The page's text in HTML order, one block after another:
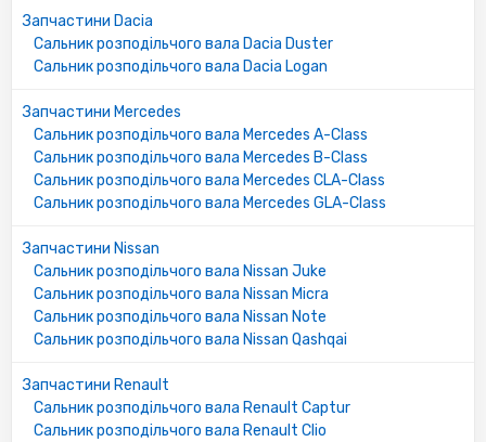
Запчастини Dacia
Сальник розподільчого вала Dacia Duster
Сальник розподільчого вала Dacia Logan
Запчастини Mercedes
Сальник розподільчого вала Mercedes A-Class
Сальник розподільчого вала Mercedes B-Class
Сальник розподільчого вала Mercedes CLA-Class
Сальник розподільчого вала Mercedes GLA-Class
Запчастини Nissan
Сальник розподільчого вала Nissan Juke
Сальник розподільчого вала Nissan Micra
Сальник розподільчого вала Nissan Note
Сальник розподільчого вала Nissan Qashqai
Запчастини Renault
Сальник розподільчого вала Renault Captur
Сальник розподільчого вала Renault Clio